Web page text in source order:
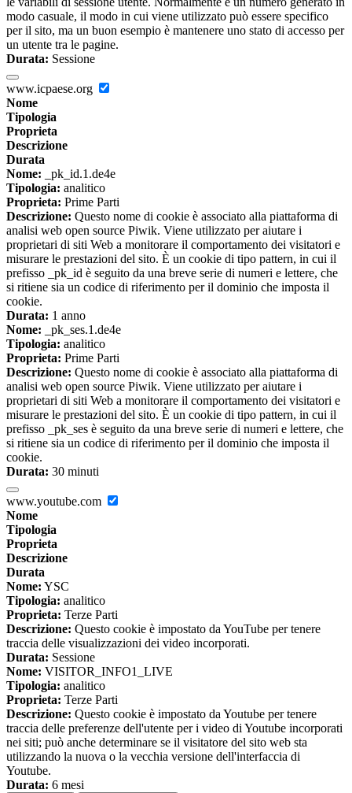
modo casuale, il modo in cui viene utilizzato può essere specifico
per il sito, ma un buon esempio è mantenere uno stato di accesso per
un utente tra le pagine.
Durata: Sessione
www.icpaese.org
Nome
Tipologia
Proprieta
Descrizione
Durata
Nome: _pk_id.1.de4e
Tipologia: analitico
Proprieta: Prime Parti
Descrizione: Questo nome di cookie è associato alla piattaforma di
analisi web open source Piwik. Viene utilizzato per aiutare i
proprietari di siti Web a monitorare il comportamento dei visitatori e
misurare le prestazioni del sito. È un cookie di tipo pattern, in cui il
prefisso _pk_id è seguito da una breve serie di numeri e lettere, che
si ritiene sia un codice di riferimento per il dominio che imposta il
cookie.
Durata: 1 anno
Nome: _pk_ses.1.de4e
Tipologia: analitico
Proprieta: Prime Parti
Descrizione: Questo nome di cookie è associato alla piattaforma di
analisi web open source Piwik. Viene utilizzato per aiutare i
proprietari di siti Web a monitorare il comportamento dei visitatori e
misurare le prestazioni del sito. È un cookie di tipo pattern, in cui il
prefisso _pk_ses è seguito da una breve serie di numeri e lettere, che
si ritiene sia un codice di riferimento per il dominio che imposta il
cookie.
Durata: 30 minuti
www.youtube.com
Nome
Tipologia
Proprieta
Descrizione
Durata
Nome: YSC
Tipologia: analitico
Proprieta: Terze Parti
Descrizione: Questo cookie è impostato da YouTube per tenere
traccia delle visualizzazioni dei video incorporati.
Durata: Sessione
Nome: VISITOR_INFO1_LIVE
Tipologia: analitico
Proprieta: Terze Parti
Descrizione: Questo cookie è impostato da Youtube per tenere
traccia delle preferenze dell'utente per i video di Youtube incorporati
nei siti; può anche determinare se il visitatore del sito web sta
utilizzando la nuova o la vecchia versione dell'interfaccia di
Youtube.
Durata: 6 mesi